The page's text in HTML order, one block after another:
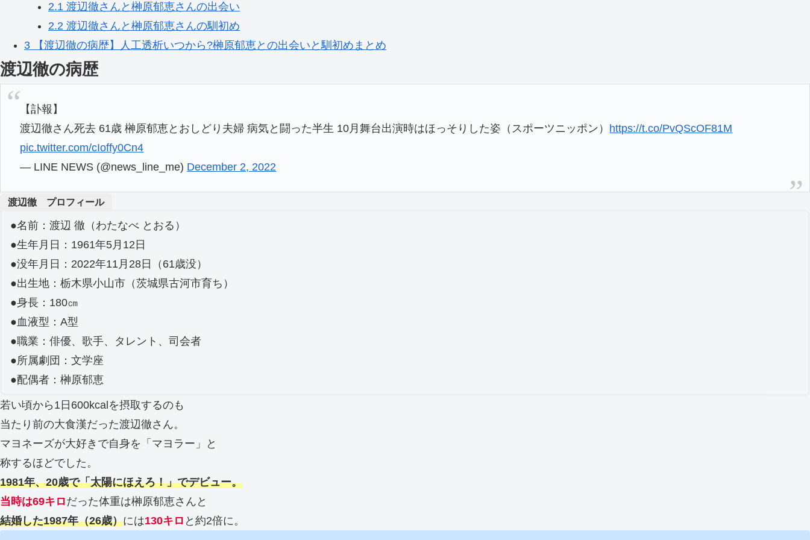
2.1 渡辺徹さんと榊原郁恵さんの出会い
2.2 渡辺徹さんと榊原郁恵さんの馴初め
3 【渡辺徹の病歴】人工透析いつから?榊原郁恵との出会いと馴初めまとめ
渡辺徹の病歴
【訃報】
渡辺徹さん死去 61歳 榊原郁恵とおしどり夫婦 病気と闘った半生 10月舞台出演時はほっそりした姿（スポーツニッポン） https://t.co/PvQScOF81M
pic.twitter.com/cIoffy0Cn4
— LINE NEWS (@news_line_me) December 2, 2022
渡辺徹 プロフィール
●名前：渡辺 徹（わたなべ とおる）
●生年月日：1961年5月12日
●没年月日：2022年11月28日（61歳没）
●出生地：栃木県小山市（茨城県古河市育ち）
●身長：180㎝
●血液型：A型
●職業：俳優、歌手、タレント、司会者
●所属劇団：文学座
●配偶者：榊原郁恵
若い頃から1日600kcalを摂取するのも
当たり前の大食漢だった渡辺徹さん。
マヨネーズが大好きで自身を「マヨラー」と
称するほどでした。
1981年、20歳で「太陽にほえろ！」でデビュー。
当時は69キロだった体重は榊原郁恵さんと
結婚した1987年（26歳）には130キロ と約2倍に。